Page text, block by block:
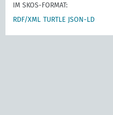
IM SKOS-FORMAT:
RDF/XML TURTLE JSON-LD